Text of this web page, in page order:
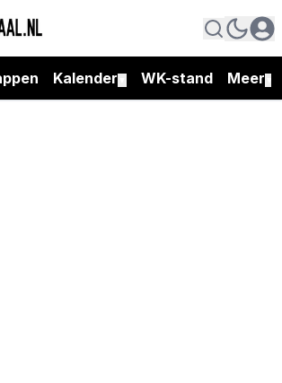
Kalender WK-stand Meer